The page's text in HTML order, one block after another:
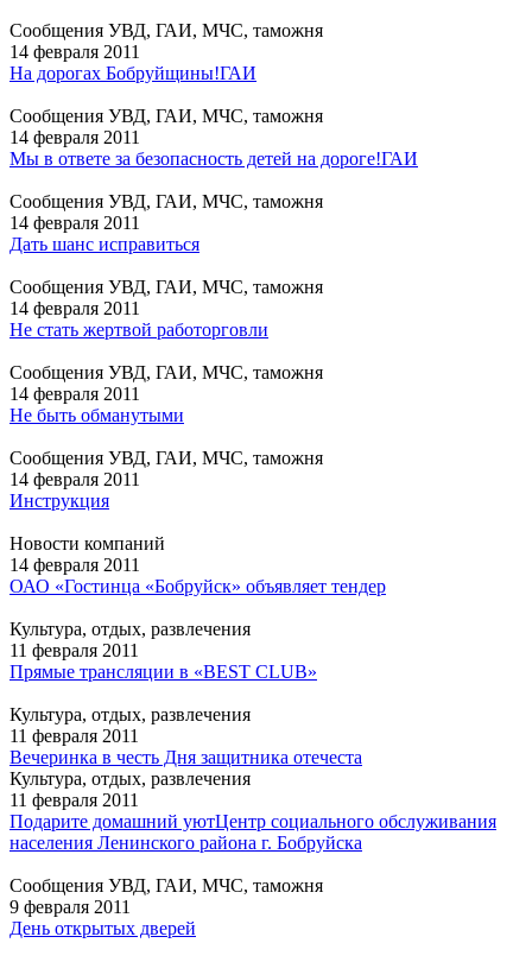
Сообщения УВД, ГАИ, МЧС, таможня
14 февраля 2011
На дорогах Бобруйщины!ГАИ
Сообщения УВД, ГАИ, МЧС, таможня
14 февраля 2011
Мы в ответе за безопасность детей на дороге!ГАИ
Сообщения УВД, ГАИ, МЧС, таможня
14 февраля 2011
Дать шанс исправиться
Сообщения УВД, ГАИ, МЧС, таможня
14 февраля 2011
Не стать жертвой работорговли
Сообщения УВД, ГАИ, МЧС, таможня
14 февраля 2011
Не быть обманутыми
Сообщения УВД, ГАИ, МЧС, таможня
14 февраля 2011
Инструкция
Новости компаний
14 февраля 2011
ОАО «Гостинца «Бобруйск» объявляет тендер
Культура, отдых, развлечения
11 февраля 2011
Прямые трансляции в «BEST CLUB»
Культура, отдых, развлечения
11 февраля 2011
Вечеринка в честь Дня защитника отечеста
Культура, отдых, развлечения
11 февраля 2011
Подарите домашний уютЦентр социального обслуживания
населения Ленинского района г. Бобруйска
Сообщения УВД, ГАИ, МЧС, таможня
9 февраля 2011
День открытых дверей